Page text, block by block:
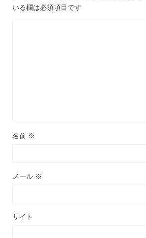
いる欄は必須項目です
名前 ※
メール ※
サイト